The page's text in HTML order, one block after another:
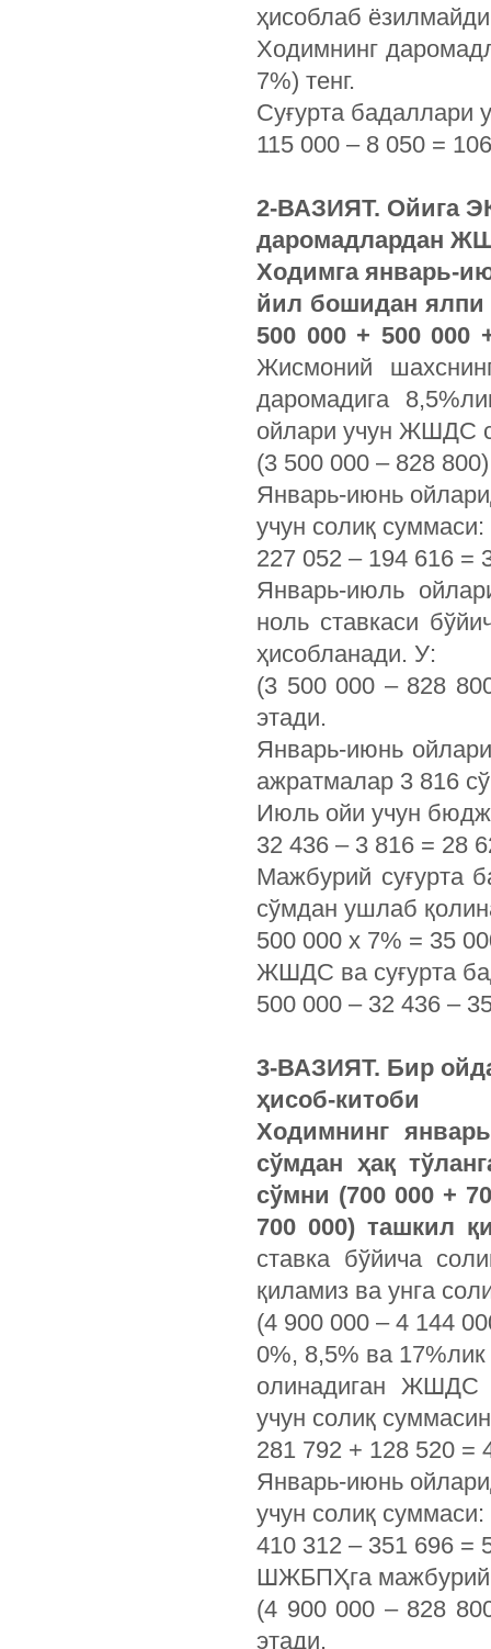
ҳисоблаб
Ходимнинг
7%) тенг.
Суғурта бадаллари
115 000 – 8 050 =
2-ВАЗИЯТ. Ойига
даромадлардан
Ходимга январь-
йил бошидан ялпи
500 000 + 500 000
Жисмоний
даромадига
ойлари учун ЖШДС
(3 500 000 – 828
Январь-июнь
учун солиқ суммаси:
227 052 – 194 616 =
Январь-июль
ноль ставкаси
ҳисобланади. У:
(3 500 000 – 828
этади.
Январь-июнь
ажратмалар 3 816
Июль ойи учун
32 436 – 3 816 = 28
Мажбурий суғурта
сўмдан ушлаб
500 000 х 7% = 35
ЖШДС ва суғурта
500 000 – 32 436 –
3-ВАЗИЯТ. Бир
ҳисоб-китоби
Ходимнинг
сўмдан ҳақ
сўмни (700 000 +
700 000) ташкил
ставка бўйича
қиламиз ва унга
(4 900 000 – 4 144
0%, 8,5% ва
олинадиган ЖШДС
учун солиқ
281 792 + 128 520 =
Январь-июнь
учун солиқ суммаси:
410 312 – 351 696 =
ШЖБПҲга мажбурий
(4 900 000 – 828
этади.